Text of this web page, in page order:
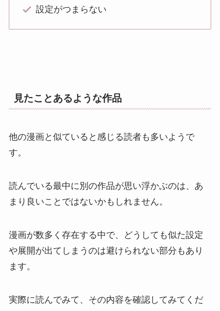
設定がつまらない
見たことあるような作品
他の漫画と似ていると感じる読者も多いようで
す。
読んでいる最中に別の作品が思い浮かぶのは、あ
まり良いことではないかもしれません。
漫画が数多く存在する中で、どうしても似た設定
や展開が出てしまうのは避けられない部分もあり
ます。
実際に読んでみて、その内容を確認してみてくだ